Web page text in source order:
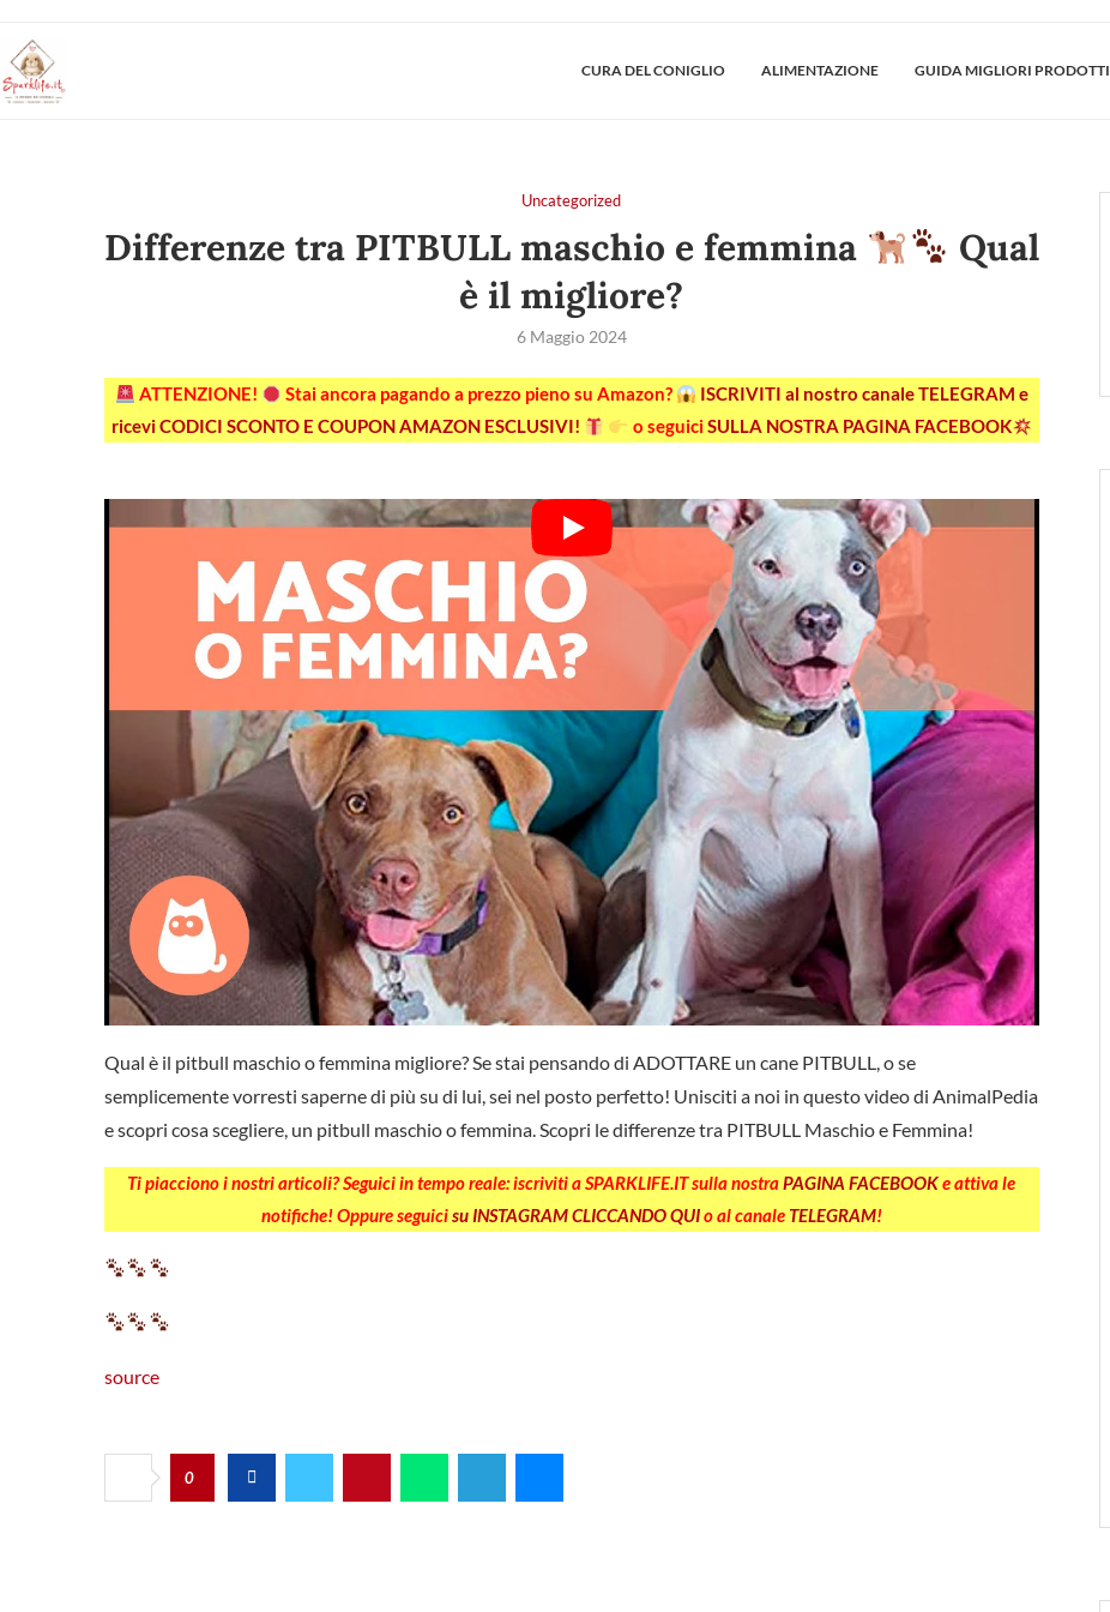
CURA DEL CONIGLIO ALIMENTAZIONE GUIDA MIGLIORI PRODOTTI
Uncategorized
Differenze tra PITBULL maschio e femmina
Qual
è il migliore?
6 Maggio 2024
ATTENZIONE! Stai ancora pagando a prezzo pieno su Amazon?
ISCRIVITI al nostro canale TELEGRAM e
ricevi CODICI SCONTO E COUPON AMAZON ESCLUSIVI!
o seguiciSULLA NOSTRA PAGINA FACEBOOK
Qual è il pitbull maschio o femmina migliore? Se stai pensando di ADOTTARE un cane PITBULL, o se
semplicemente vorresti saperne di più su di lui, sei nel posto perfetto! Unisciti a noi in questo video di AnimalPedia
e scopri cosa scegliere, un pitbull maschio o femmina. Scopri le differenze tra PITBULL Maschio e Femmina!
Ti piacciono i nostri articoli? Seguici in tempo reale: iscriviti a SPARKLIFE.IT sulla nostraPAGINA FACEBOOKe attiva le
notifiche! Oppure seguicisu INSTAGRAM CLICCANDO QUIo al canale TELEGRAM!
source
0